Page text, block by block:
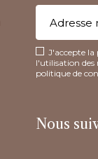
J'accepte
l'utilisation des
politique de
Nous